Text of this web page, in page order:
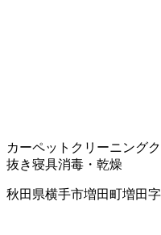
カーペットクリーニング
抜き寝具消毒・乾燥
秋田県横手市増田町増田